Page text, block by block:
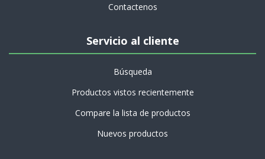
Contactenos
Servicio al cliente
Búsqueda
Productos vistos recientemente
Compare la lista de productos
Nuevos productos